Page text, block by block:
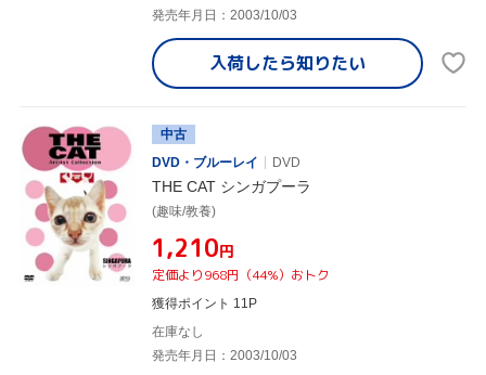
発売年月日：2003/10/03
入荷したら知りたい
中古
DVD・ブルーレイ
DVD
THE CAT シンガプーラ
(趣味/教養)
¥1,210円
定価より968円（44%）おトク
獲得ポイント 11P
在庫なし
発売年月日：2003/10/03